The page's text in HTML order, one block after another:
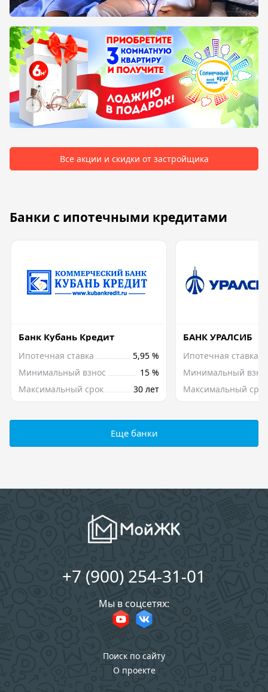
Все акции и скидки от застройщика
Банки с ипотечными кредитами
Банк Кубань Кредит
Ипотечная ставка
5,95 %
Минимальный взнос
15 %
Максимальный срок
30 лет
БАНК УРАЛСИБ
Ипотечная ставка
Минимальный
Максимальный срок
Еще банки
+7 (900) 254-31-01
Мы в соцсетях:
Поиск по сайту
О проекте